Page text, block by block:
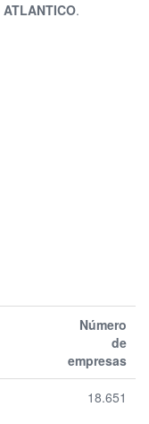
ATLANTICO.
Número
de
empresas
18.651